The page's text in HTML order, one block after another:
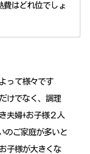
費はどれ位でしょ
って様々です
けでなく、調理
夫婦+お子様２人
のご家庭が多いと
子様が大きくな